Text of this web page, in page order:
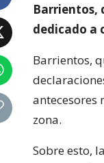
Barrientos,
dedicado a
Barrientos,
antecesores
zona.
Sobre esto,